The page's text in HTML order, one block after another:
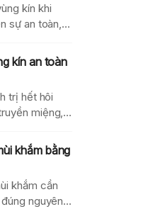
kín khi
sự an toàn,...
kín an toàn
trị hết hôi
miệng,
khắm bằng
khắm cần
nguyên...